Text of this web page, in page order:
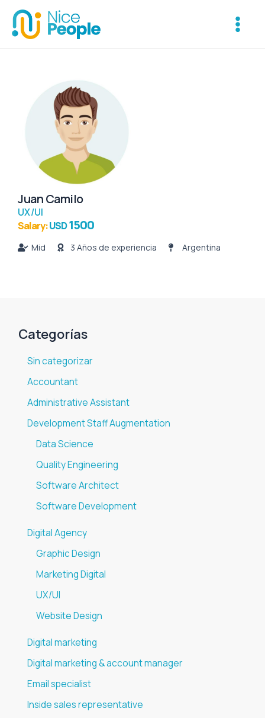
contenido
Menu
Categorías
Sin categorizar
Accountant
Administrative Assistant
Development Staff Augmentation
Data Science
Quality Engineering
Software Architect
Software Development
Digital Agency
Graphic Design
Marketing Digital
UX/UI
Website Design
Digital marketing
Digital marketing & account manager
Email specialist
Inside sales representative
Juan Camilo
UX/UI
Salary:USD1500
Mid 3 Años de experiencia Argentina